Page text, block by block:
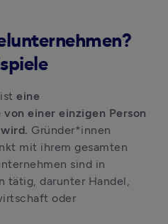
eine
einer einzigen Person
Gründer*innen
mit ihrem gesamten
sind in
tätig, darunter Handel,
oder